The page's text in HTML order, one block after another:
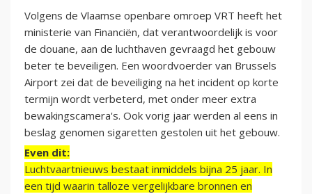
Volgens de Vlaamse openbare omroep VRT heeft het
ministerie van Financiën, dat verantwoordelijk is voor
de douane, aan de luchthaven gevraagd het gebouw
beter te beveiligen. Een woordvoerder van Brussels
Airport zei dat de beveiliging na het incident op korte
termijn wordt verbeterd, met onder meer extra
bewakingscamera's. Ook vorig jaar werden al eens in
beslag genomen sigaretten gestolen uit het gebouw.
Even dit:
Luchtvaartnieuws bestaat inmiddels bijna 25 jaar. In
een tijd waarin talloze vergelijkbare bronnen en